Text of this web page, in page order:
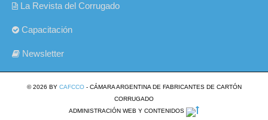
La Revista del Corrugado
Capacitación
Newsletter
© 2026 BY CAFCCO- CÁMARA ARGENTINA DE FABRICANTES DE CARTÓN
CORRUGADO
ADMINISTRACIÓN WEB Y CONTENIDOS